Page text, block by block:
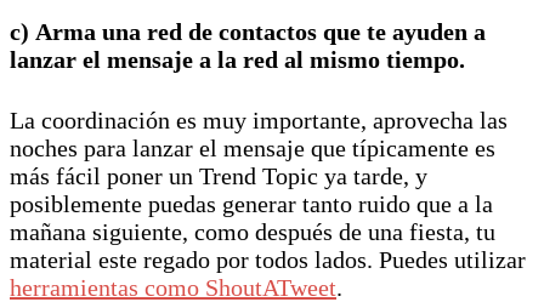
c) Arma una red de contactos que te ayuden a
lanzar el mensaje a la red al mismo tiempo.
La coordinación es muy importante, aprovecha las
noches para lanzar el mensaje que típicamente es
más fácil poner un Trend Topic ya tarde, y
posiblemente puedas generar tanto ruido que a la
mañana siguiente, como después de una fiesta, tu
material este regado por todos lados. Puedes utilizar
herramientas como ShoutATweet.